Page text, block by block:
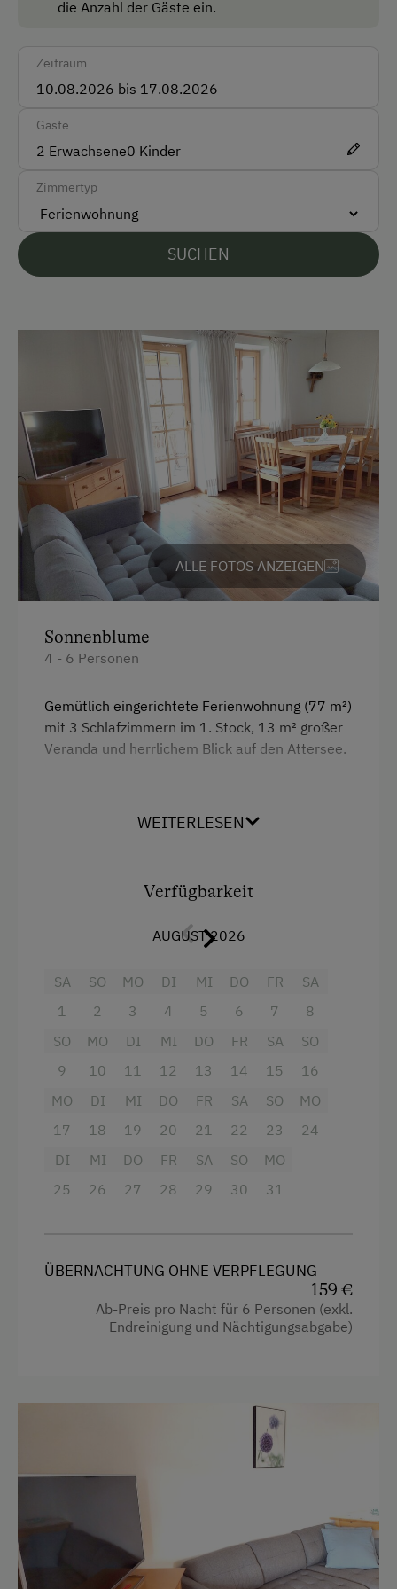
Unterkunftsart
Für Gruppen (mehr als 10 Personen)
Am Betrieb
Hofeigene Produkte
Kinder-Ausstattung
Baby- und Kleinkinderausstattung
Kinder sind willkommen
Kinderspielplatz
Spielzeug
Spielzimmer
Ausstattung der Wohneinheit
Bettwäsche vorhanden
Mikrowelle
Geschirrspüler
Ohne Verpflegung
eigene Trinkwasserquelle
Kostenloses Internet
WiFi
Umgebung
Golf
Wandern
Familienfreundliche Unterkünfte
Nachhaltiger Urlaub
die Anzahl der Gäste ein.
Zeitraum
Gäste
2 Erwachsene0 Kinder
Zimmertyp
SUCHEN
ALLE FOTOS ANZEIGEN
Sonnenblume
4 - 6 Personen
Gemütlich eingerichtete Ferienwohnung (77 m²)
mit 3 Schlafzimmern im 1. Stock, 13 m² großer
Veranda und herrlichem Blick auf den Attersee.
Mikrowelle
Wasserkocher
Kühlschrank
Doppelbett (Kingsize)
Einzelbett
WEITERLESEN
Verfügbarkeit
AUGUST 2026
SA
1
SO
2
MO
3
DI
4
MI
5
DO
6
FR
7
SA
8
SO
9
MO
10
DI
11
MI
12
DO
13
FR
14
SA
15
SO
16
MO
17
DI
18
MI
19
DO
20
FR
21
SA
22
SO
23
MO
24
DI
25
MI
26
DO
27
FR
28
SA
29
SO
30
MO
31
ÜBERNACHTUNG OHNE VERPFLEGUNG
159 €
Ab-Preis pro Nacht für 6 Personen (exkl.
Endreinigung und Nächtigungsabgabe)